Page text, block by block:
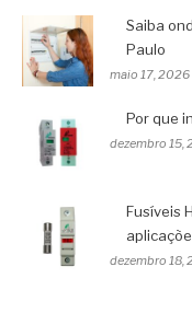
Saiba
Paulo
maio 17, 2026
Por que
dezembro 15,
Fusíveis
dezembro 18,